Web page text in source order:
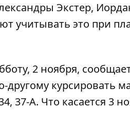
Экстер,
учитывать это при
2 ноября,
другому
37-А. Что касается 3